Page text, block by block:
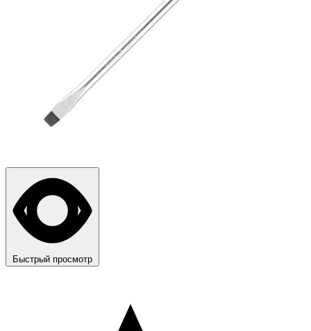
Быстрый просмотр